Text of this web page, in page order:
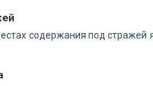
содержания под стражей